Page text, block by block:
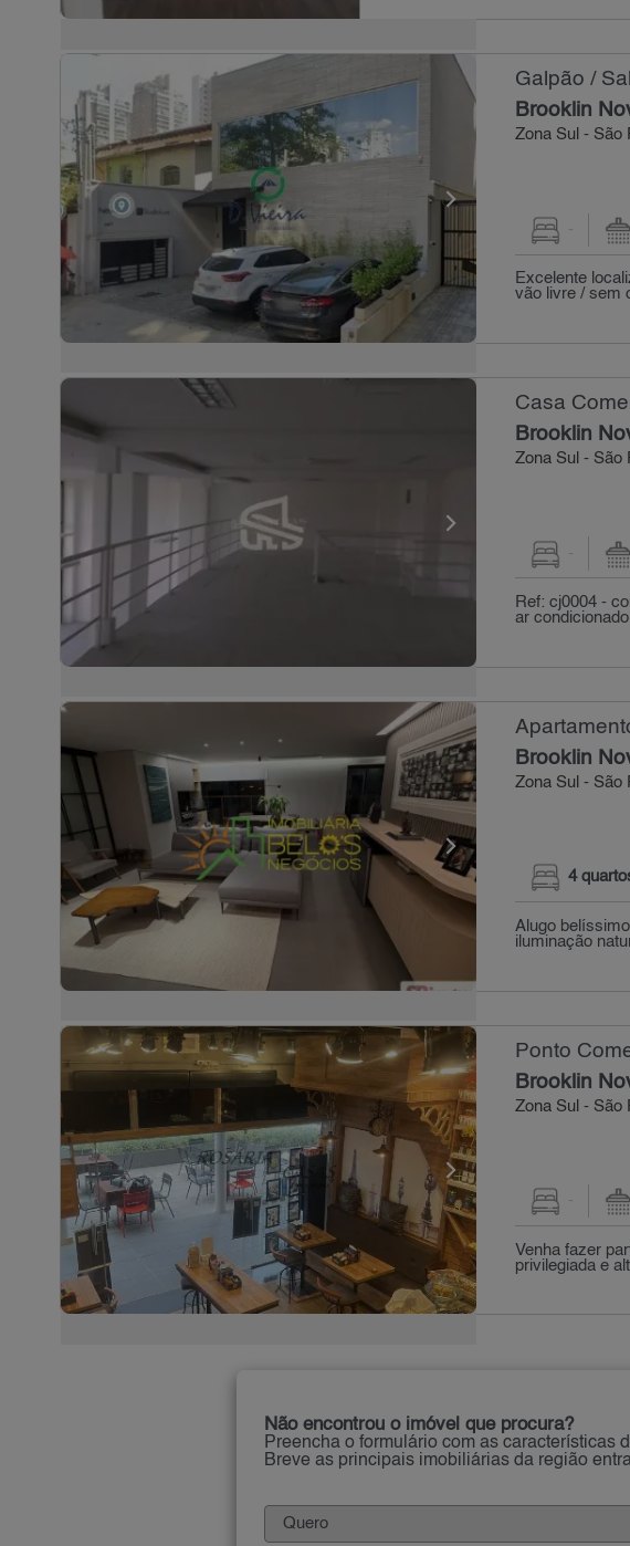
Galpão /
Brooklin
Zona Sul - São
-
Excelente
vão livre / sem
Casa
Brooklin
Zona Sul - São
-
Ref: cj0004 -
ar
Brooklin
Zona Sul - São
4
Alugo
iluminação
Ponto
Brooklin
Zona Sul - São
-
Venha fazer
privilegiada e
Não encontrou o imóvel que procura?
Preencha o formulário com as características
Breve as principais imobiliárias da região